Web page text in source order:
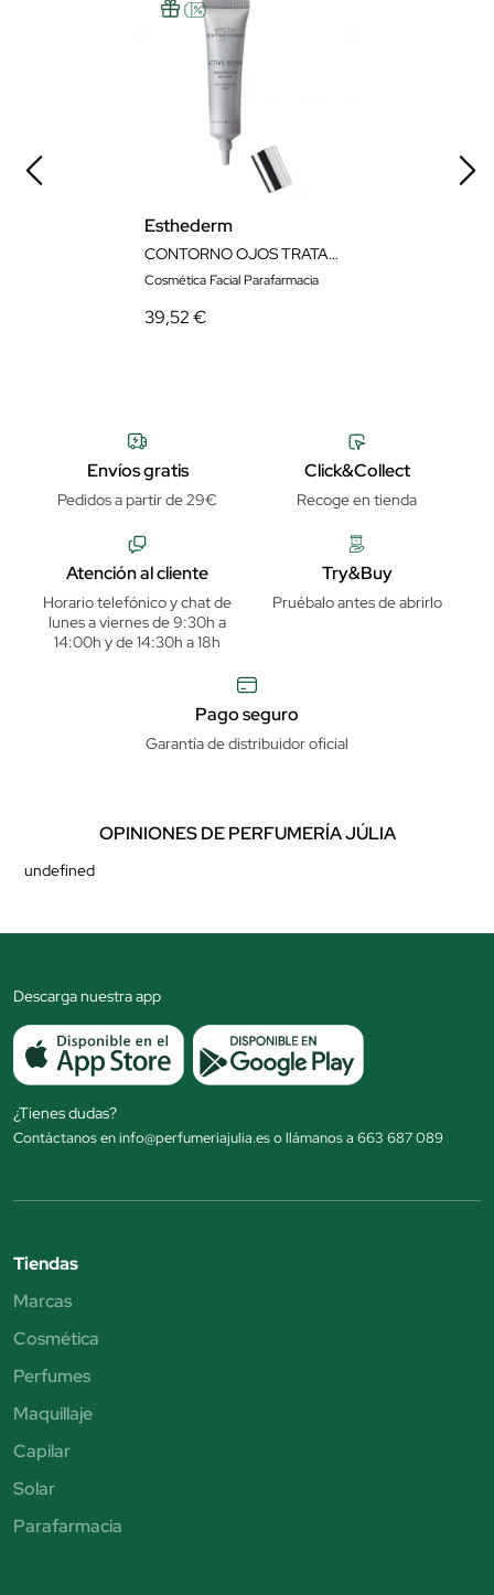
Esthederm
CONTORNO OJOS TRATAMIENTO RECONSTITUYENTE 15ML
Cosmética Facial Parafarmacia
39,52 €
Envíos gratis
Pedidos a partir de 29€
Click&Collect
Recoge en tienda
Atención al cliente
Horario telefónico y chat de
lunes a viernes de 9:30h a
14:00h y de 14:30h a 18h
Try&Buy
Pruébalo antes de abrirlo
Pago seguro
Garantía de distribuidor oficial
OPINIONES DE PERFUMERÍA JÚLIA
undefined
Descarga nuestra app
¿Tienes dudas?
Contáctanos en info@perfumeriajulia.es o llámanos a 663 687 089
Tiendas
Marcas
Cosmética
Perfumes
Maquillaje
Capilar
Solar
Parafarmacia